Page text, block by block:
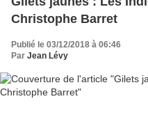
Christophe Barret
Publié le 03/12/2018 à 06:46
Par Jean Lévy